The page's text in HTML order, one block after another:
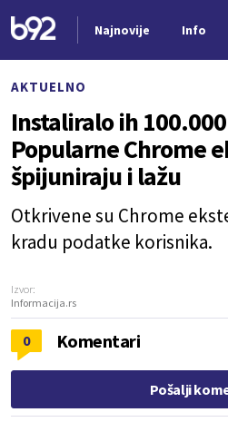
Najnovije Info
AKTUELNO
Instaliralo ih
Popularne Chrome
špijuniraju i lažu
Otkrivene su Chrome
kradu podatke korisnika.
Izvor:
Informacija.rs
0 Komentari
Pošalji